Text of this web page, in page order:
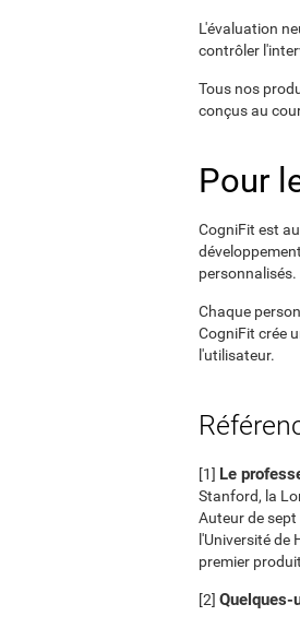
L'évaluation
contrôler
Tous nos
conçus au
Pour
CogniFit est
personnalisés.
Chaque
CogniFit crée
l'utilisateur.
[1] Le
Stanford, la
Auteur de
l'Université de
premier
[2] Quelques-